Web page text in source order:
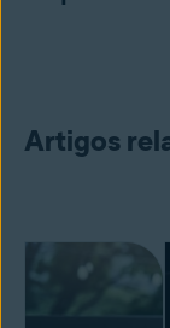
Artigos